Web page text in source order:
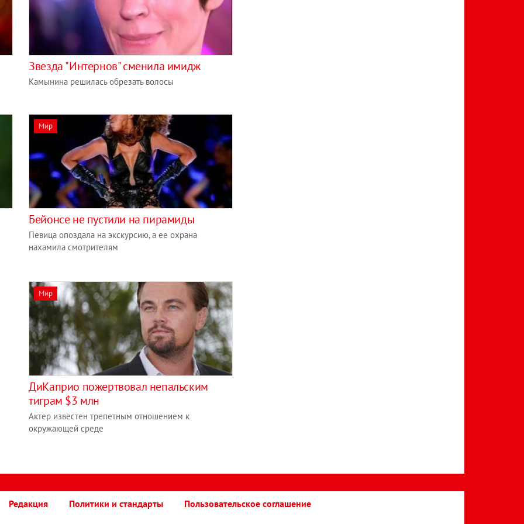
Звезда "Интернов" сменила имидж
Камынина решилась обрезать волосы
Мир
Бейонсе не пустили на пирамиды
Певица опоздала на экскурсию, а ее охрана
нахамила смотрителям
Мир
ДиКаприо пожертвовал непальским
тиграм $3 млн
Актер известен трепетным отношением к
окружающей среде
Редакция Политики и стандарты Пользовательское соглашение